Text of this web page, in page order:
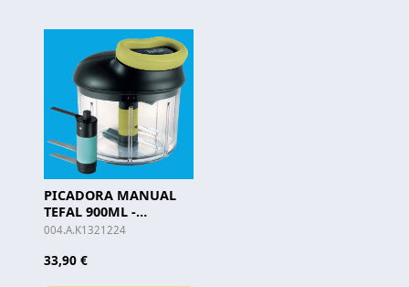
PICADORA MANUAL
TEFAL 900ML -
K1321224
004.A.K1321224
33,90 €